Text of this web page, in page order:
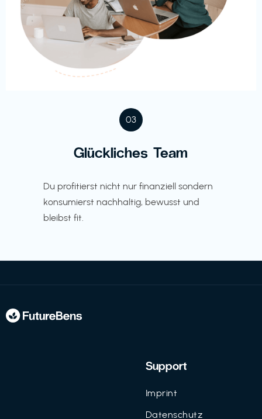
03
Glückliches Team
Du profitierst nicht nur finanziell sondern
konsumierst nachhaltig, bewusst und
bleibst fit.
Support
Imprint
Datenschutz